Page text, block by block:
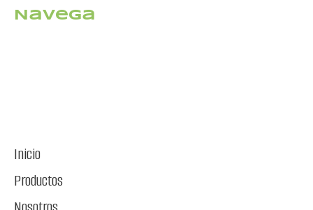
Navega
Inicio
Productos